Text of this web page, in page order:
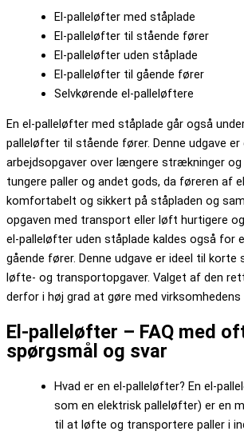
El-palleløfter med ståplade
El-palleløfter til stående fører
El-palleløfter uden ståplade
El-palleløfter til gående fører
Selvkørende el-palleløftere
En el-palleløfter med ståplade går også
palleløfter til stående fører. Denne udgave
arbejdsopgaver over længere strækninger
tungere paller og andet gods, da føreren af
komfortabelt og sikkert på ståpladen og
opgaven med transport eller løft hurtigere
el-palleløfter uden ståplade kaldes også for
gående fører. Denne udgave er ideel til
løfte- og transportopgaver. Valget af den
derfor i høj grad at gøre med virksomhedens
El-palleløfter – FAQ med
spørgsmål og svar
Hvad er en el-palleløfter? En el-
som en elektrisk palleløfter) er en
til at løfte og transportere paller i